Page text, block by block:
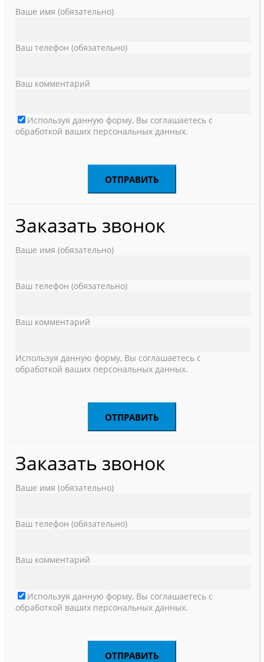
Ваше имя (обязательно)
Ваш телефон (обязательно)
Ваш комментарий
Используя данную форму, Вы соглашаетесь с
обработкой ваших персональных данных.
Заказать звонок
Ваше имя (обязательно)
Ваш телефон (обязательно)
Ваш комментарий
Используя данную форму, Вы соглашаетесь с
обработкой ваших персональных данных.
Заказать звонок
Ваше имя (обязательно)
Ваш телефон (обязательно)
Ваш комментарий
Используя данную форму, Вы соглашаетесь с
обработкой ваших персональных данных.